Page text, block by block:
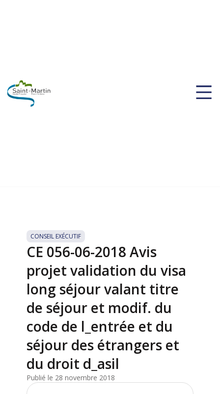
CONSEIL EXÉCUTIF
CE 056-06-2018 Avis
projet validation du visa
long séjour valant titre
de séjour et modif. du
code de l_entrée et du
séjour des étrangers et
du droit d_asil
Publié le 28 novembre 2018